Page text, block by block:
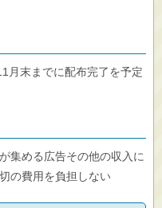
月末までに配布完了を予定
集める広告その他の収入に
の費用を負担しない